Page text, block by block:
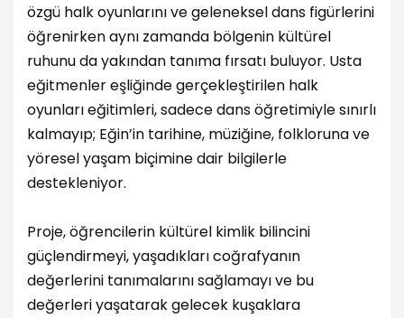
özgü halk oyunlarını ve geleneksel dans figürlerini
öğrenirken aynı zamanda bölgenin kültürel
ruhunu da yakından tanıma fırsatı buluyor. Usta
eğitmenler eşliğinde gerçekleştirilen halk
oyunları eğitimleri, sadece dans öğretimiyle sınırlı
kalmayıp; Eğin’in tarihine, müziğine, folkloruna ve
yöresel yaşam biçimine dair bilgilerle
destekleniyor.
Proje, öğrencilerin kültürel kimlik bilincini
güçlendirmeyi, yaşadıkları coğrafyanın
değerlerini tanımalarını sağlamayı ve bu
değerleri yaşatarak gelecek kuşaklara